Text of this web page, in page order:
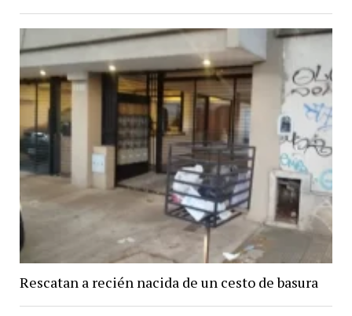
Rescatan a recién nacida de un cesto de basura